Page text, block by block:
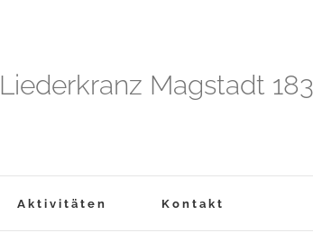
Liederkranz Magstadt
Aktivitäten Kontakt